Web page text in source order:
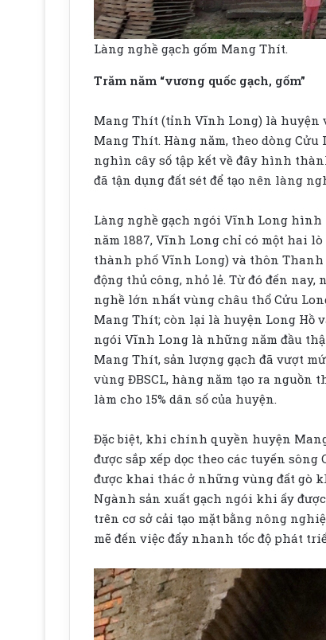
Làng nghề gạch gốm Mang Thít.
Trăm năm “vương quốc gạch, gốm”
Mang Thít (tỉnh Vĩnh Long) là huyện
Mang Thít. Hàng năm, theo dòng
nghìn cây số tập kết về đây hình
đã tận dụng đất sét để tạo nên làng
Làng nghề gạch ngói Vĩnh Long
năm 1887, Vĩnh Long chỉ có một hai
thành phố Vĩnh Long) và thôn
động thủ công, nhỏ lẻ. Từ đó đến
nghề lớn nhất vùng châu thổ Cửu
Mang Thít; còn lại là huyện Long Hồ
ngói Vĩnh Long là những năm đầu
Mang Thít, sản lượng gạch đã vượt
vùng ĐBSCL, hàng năm tạo ra nguồn
làm cho 15% dân số của huyện.
Đặc biệt, khi chính quyền huyện
được sắp xếp dọc theo các tuyến
được khai thác ở những vùng đất gò
Ngành sản xuất gạch ngói khi ấy
trên cơ sở cải tạo mặt bằng nông
mẽ đến việc đẩy nhanh tốc độ phát